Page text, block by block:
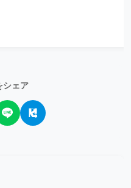
シェア